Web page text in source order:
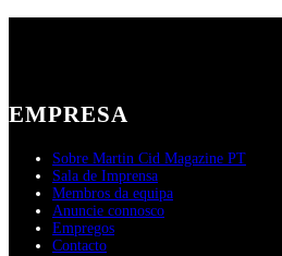
EMPRESA
Sobre Martin Cid Magazine PT
Sala de Imprensa
Membros da equipa
Anuncie connosco
Empregos
Contacto